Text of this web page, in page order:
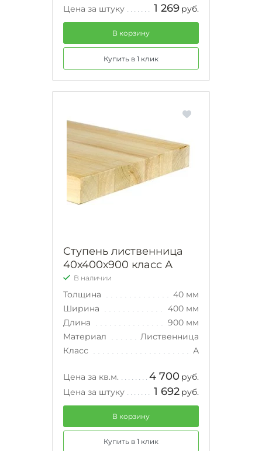
Цена за штуку
1 269 руб.
В корзину
Купить в 1 клик
Ступень лиственница
40х400х900 класс А
В наличии
Толщина
40 мм
Ширина
400 мм
Длина
900 мм
Материал
Лиственница
Класс
А
Цена за кв.м. 4 700 руб.
Цена за штуку
1 692 руб.
В корзину
Купить в 1 клик